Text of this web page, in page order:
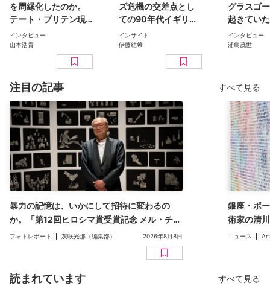
を周縁化したのか。
テート・ブリテン現
代美術部門キュレー
ターに聞く、その革
新性と遺産（聞き
手：山本浩貴）
インタビュー
山本浩貴
ズ危機の交差点とし
ての90年代イギリス
美術：トレイシー・
エミン、サラ・ルー
カス、ギルバート&ジ
ョージらの実践から
インサイト
伊藤結希
グラスゴ
起きてい
ランビー
イギリス
インタビュー
浦島茂世
注目の記事 すべて見る
暴力の記憶は、いかにして招待に変わるの
か。「第12回ヒロシマ賞受賞記念 メル・チン
展」（広島市現代美術館）レポート
フォトレポート 灰咲光那（編集部） 2026年8月8日
銀座・ポ
術家の清
二人展「
ニュース
読まれています すべて見る